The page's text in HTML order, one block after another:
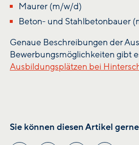
Maurer (m/w/d)
Beton- und Stahlbetonbauer
Genaue Beschreibungen der
Bewerbungsmöglichkeiten gibt
Ausbildungsplätzen bei
Sie können diesen Artikel